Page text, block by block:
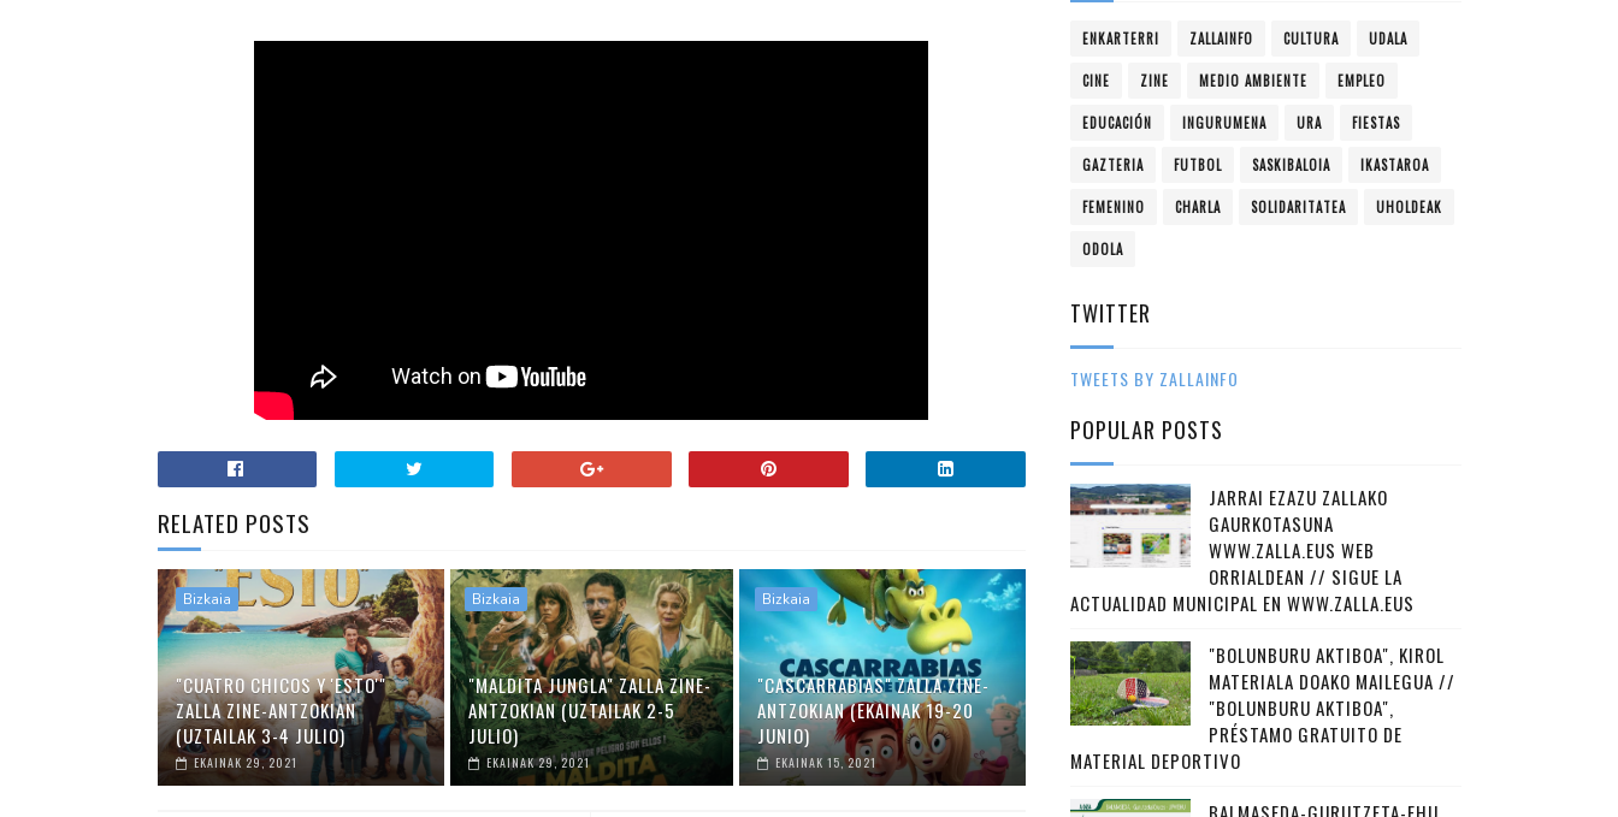
RELATED POSTS
Bizkaia
"CUATRO CHICOS Y 'ESTO'"
ZALLA ZINE-ANTZOKIAN
(UZTAILAK 3-4 JULIO)
EKAINAK 29, 2021
Bizkaia
"MALDITA JUNGLA" ZALLA ZINE-
ANTZOKIAN (UZTAILAK 2-5
JULIO)
EKAINAK 29, 2021
Bizkaia
"CASCARRABIAS" ZALLA ZINE-
ANTZOKIAN (EKAINAK 19-20
JUNIO)
EKAINAK 15, 2021
ENKARTERRI ZALLAINFO CULTURA UDALA
CINE ZINE MEDIO AMBIENTE EMPLEO
EDUCACIÓN INGURUMENA URA FIESTAS
GAZTERIA FUTBOL SASKIBALOIA IKASTAROA
FEMENINO CHARLA SOLIDARITATEA UHOLDEAK
ODOLA
TWITTER
TWEETS BY ZALLAINFO
POPULAR POSTS
JARRAI EZAZU ZALLAKO
GAURKOTASUNA
WWW.ZALLA.EUS WEB
ORRIALDEAN // SIGUE LA
ACTUALIDAD MUNICIPAL EN WWW.ZALLA.EUS
"BOLUNBURU AKTIBOA", KIROL
MATERIALA DOAKO MAILEGUA //
"BOLUNBURU AKTIBOA",
PRÉSTAMO GRATUITO DE
MATERIAL DEPORTIVO